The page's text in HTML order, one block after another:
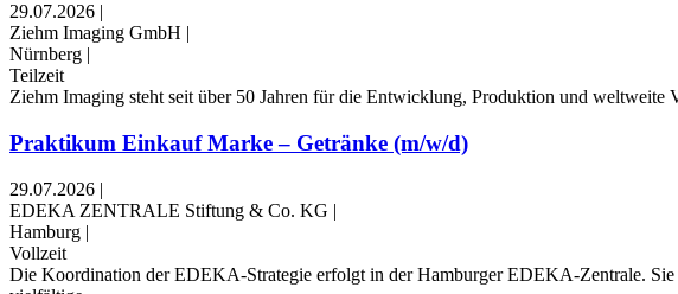
29.07.2026 |
Ziehm Imaging GmbH |
Nürnberg |
Teilzeit
Ziehm Imaging steht seit über 50 Jahren für die Entwicklung, Produktion und
Praktikum Einkauf Marke – Getränke (m/w/d)
29.07.2026 |
EDEKA ZENTRALE Stiftung & Co. KG |
Hamburg |
Vollzeit
Die Koordination der EDEKA-Strategie erfolgt in der Hamburger EDEKA-Zentrale. Sie